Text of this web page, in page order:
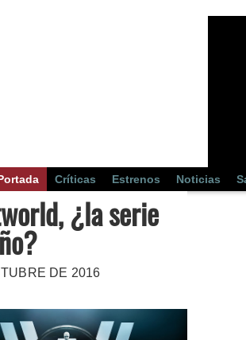
Críticas Estrenos Noticias
¿la serie
DE 2016